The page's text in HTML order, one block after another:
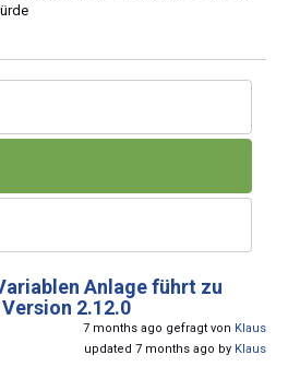
Anlage führt zu
2.12.0
7 months ago gefragt von Klaus
updated 7 months ago by Klaus